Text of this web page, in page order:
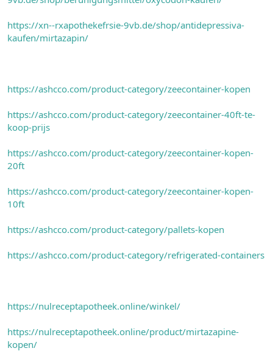
https://xn--rxapothekefrsie-9vb.de/shop/antidepressiva-
kaufen/mirtazapin/
https://ashcco.com/product-category/zeecontainer-kopen
https://ashcco.com/product-category/zeecontainer-40ft-te-
koop-prijs
https://ashcco.com/product-category/zeecontainer-kopen-
20ft
https://ashcco.com/product-category/zeecontainer-kopen-
10ft
https://ashcco.com/product-category/pallets-kopen
https://ashcco.com/product-category/refrigerated-containers
https://nulreceptapotheek.online/winkel/
https://nulreceptapotheek.online/product/mirtazapine-
kopen/